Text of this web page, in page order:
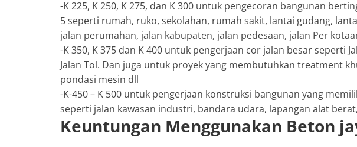
-K 225, K 250, K 275, dan K 300 untuk pengecoran bangunan
5 seperti rumah, ruko, sekolahan, rumah sakit, lantai gudang,
jalan perumahan, jalan kabupaten, jalan pedesaan, jalan Per
-K 350, K 375 dan K 400 untuk pengerjaan cor jalan besar seperti
Jalan Tol. Dan juga untuk proyek yang membutuhkan treatment
pondasi mesin dll
-K-450 – K 500 untuk pengerjaan konstruksi bangunan yang
seperti jalan kawasan industri, bandara udara, lapangan alat
Keuntungan Menggunakan Beton